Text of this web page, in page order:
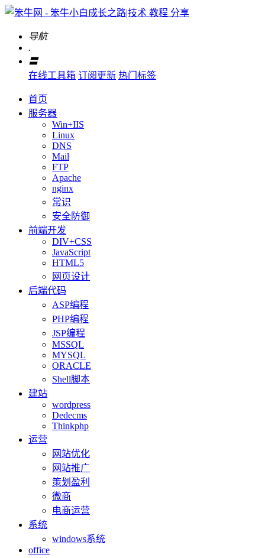
导航
.
〓
在线工具箱 订阅更新 热门标签
首页
服务器
Win+IIS
Linux
DNS
Mail
FTP
Apache
nginx
常识
安全防御
前端开发
DIV+CSS
JavaScript
HTML5
网页设计
后端代码
ASP编程
PHP编程
JSP编程
MSSQL
MYSQL
ORACLE
Shell脚本
建站
wordpress
Dedecms
Thinkphp
运营
网站优化
网站推广
策划盈利
微商
电商运营
系统
windows系统
office